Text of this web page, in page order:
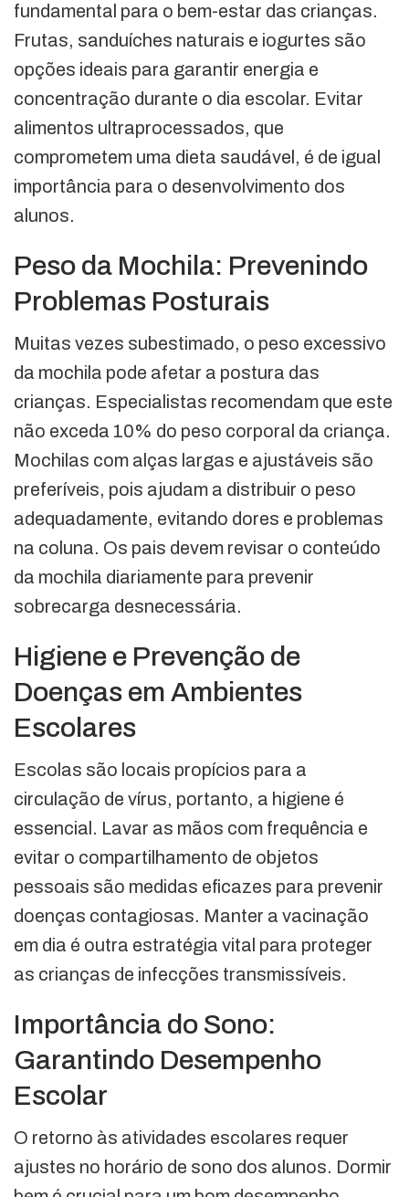
fundamental para o bem-estar das crianças.
Frutas, sanduíches naturais e iogurtes são
opções ideais para garantir energia e
concentração durante o dia escolar. Evitar
alimentos ultraprocessados, que
comprometem uma dieta saudável, é de igual
importância para o desenvolvimento dos
alunos.
Peso da Mochila: Prevenindo
Problemas Posturais
Muitas vezes subestimado, o peso excessivo
da mochila pode afetar a postura das
crianças. Especialistas recomendam que este
não exceda 10% do peso corporal da criança.
Mochilas com alças largas e ajustáveis são
preferíveis, pois ajudam a distribuir o peso
adequadamente, evitando dores e problemas
na coluna. Os pais devem revisar o conteúdo
da mochila diariamente para prevenir
sobrecarga desnecessária.
Higiene e Prevenção de
Doenças em Ambientes
Escolares
Escolas são locais propícios para a
circulação de vírus, portanto, a higiene é
essencial. Lavar as mãos com frequência e
evitar o compartilhamento de objetos
pessoais são medidas eficazes para prevenir
doenças contagiosas. Manter a vacinação
em dia é outra estratégia vital para proteger
as crianças de infecções transmissíveis.
Importância do Sono:
Garantindo Desempenho
Escolar
O retorno às atividades escolares requer
ajustes no horário de sono dos alunos. Dormir